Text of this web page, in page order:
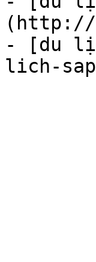
(http://
- [du
lich-